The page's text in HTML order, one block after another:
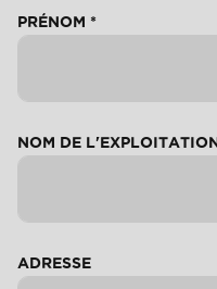
PRÉNOM *
NOM DE
ADRESSE